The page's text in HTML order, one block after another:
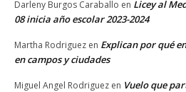
Darleny Burgos Caraballo en Licey al
08 inicia año escolar 2023-2024
Martha Rodriguez en Explican por qué
en campos y ciudades
Miguel Angel Rodriguez en Vuelo que